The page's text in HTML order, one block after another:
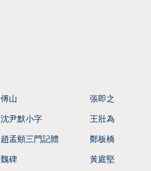
傅山 張即之
沈尹默小字 王壯為
趙孟頫三門記體 鄭板橋
魏碑 黃庭堅